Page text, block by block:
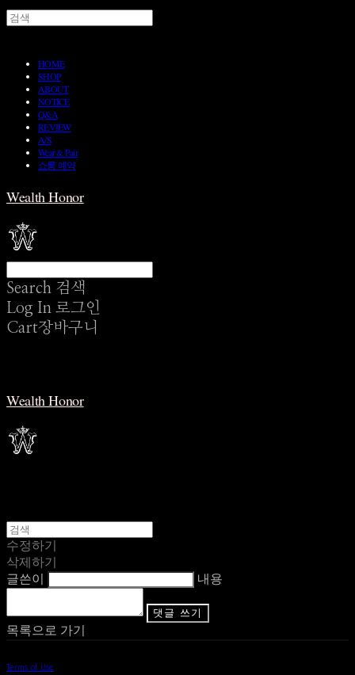
HOME
SHOP
ABOUT
NOTICE
Q&A
REVIEW
A/S
Wear & Pair
쇼룸 예약
Wealth Honor
Search 검색
Log In 로그인
Cart장바구니
Wealth Honor
수정하기
삭제하기
글쓴이
내용
댓글 쓰기
목록으로 가기
Terms of Use